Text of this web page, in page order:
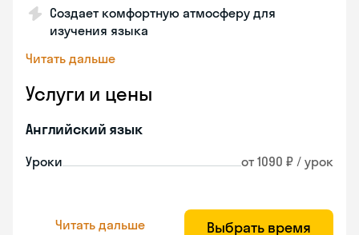
Создает комфортную атмосферу для
изучения языка
Читать дальше
Услуги и цены
Английский язык
Уроки от 1090 ₽ / урок
Читать дальше Выбрать время